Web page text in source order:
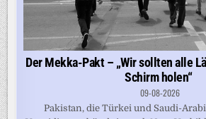
Der Mekka-Pakt – „Wir sollten alle
Schirm holen“
09-08-2026
Pakistan, die Türkei und Saudi-